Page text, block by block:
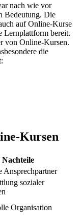
nach wie vor
Bedeutung. Die
auf Online-Kurse
Lernplattform bereit.
von Online-Kursen.
die
Kursen
Nachteile
Ansprechpartner
sozialer
Organisation